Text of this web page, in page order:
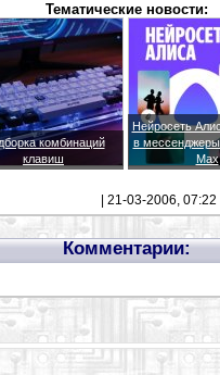
Тематические новости:
комбинаций
клавиш
Нейросеть
в
Max
| 21-03-2006,
Комментарии: